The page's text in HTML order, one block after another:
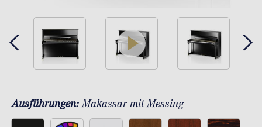
play
Ausführungen:Makassar mit Messing